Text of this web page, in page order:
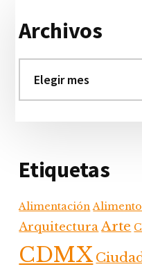
lateral
primaria
Archivos
Etiquetas
Alimentación
Arquitectura Arte
CDMX